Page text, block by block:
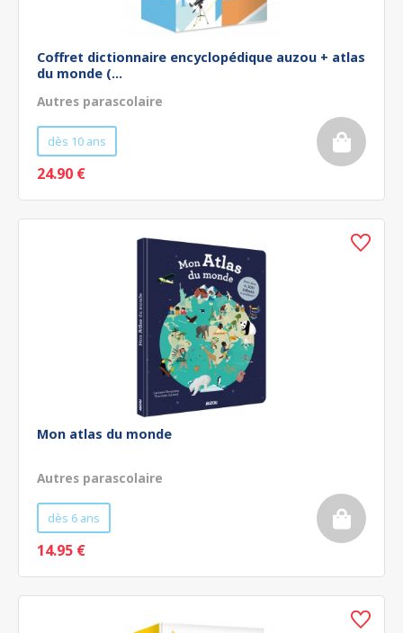
Coffret dictionnaire encyclopédique auzou + atlas
du monde (...
Autres parascolaire
dès 10 ans
24.90 €
Mon atlas du monde
Autres parascolaire
dès 6 ans
14.95 €